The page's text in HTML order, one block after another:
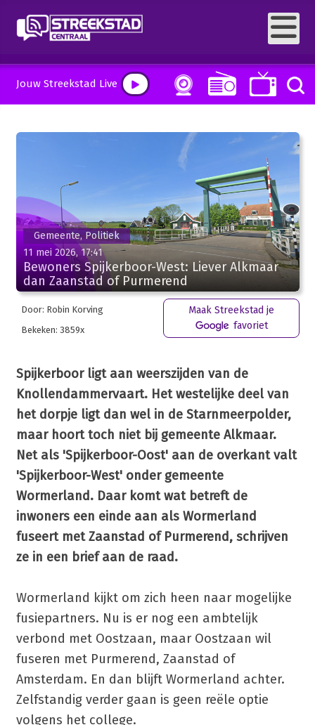
Jouw Streekstad Live
Gemeente, Politiek
11 mei 2026, 17:41
Bewoners Spijkerboor-West: Liever Alkmaar
dan Zaanstad of Purmerend
Door: Robin Korving
Bekeken: 3859x
Maak Streekstad je
favoriet
Spijkerboor ligt aan weerszijden van de
Knollendammervaart. Het westelijke deel van
het dorpje ligt dan wel in de Starnmeerpolder,
maar hoort toch niet bij gemeente Alkmaar.
Net als 'Spijkerboor-Oost' aan de overkant valt
'Spijkerboor-West' onder gemeente
Wormerland. Daar komt wat betreft de
inwoners een einde aan als Wormerland
fuseert met Zaanstad of Purmerend, schrijven
ze in een brief aan de raad.
Wormerland kijkt om zich heen naar mogelijke
fusiepartners. Nu is er nog een ambtelijk
verbond met Oostzaan, maar Oostzaan wil
fuseren met Purmerend, Zaanstad of
Amsterdam. En dan blijft Wormerland achter.
Zelfstandig verder gaan is geen reële optie
volgens het college.